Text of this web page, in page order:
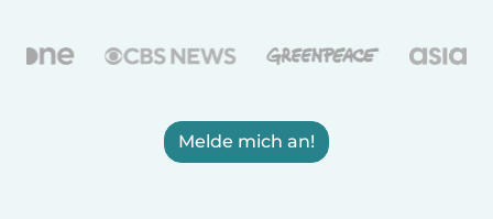
Melde mich an!